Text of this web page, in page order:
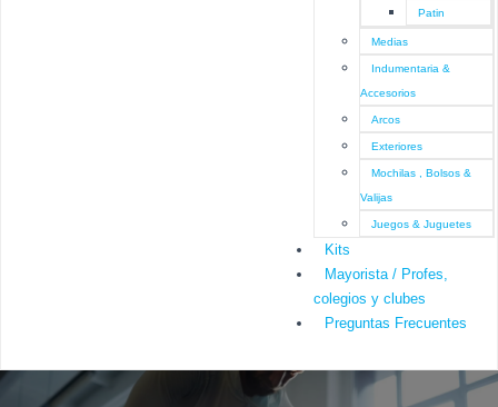
Patin
Medias
Indumentaria &
Accesorios
Arcos
Exteriores
Mochilas , Bolsos &
Valijas
Juegos & Juguetes
Kits
Mayorista / Profes,
colegios y clubes
Preguntas Frecuentes